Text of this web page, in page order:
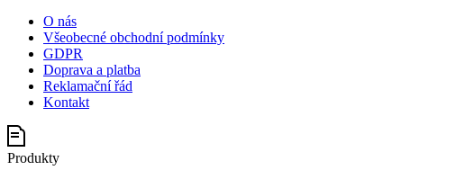
O nás
Všeobecné obchodní podmínky
GDPR
Doprava a platba
Reklamační řád
Kontakt
Produkty